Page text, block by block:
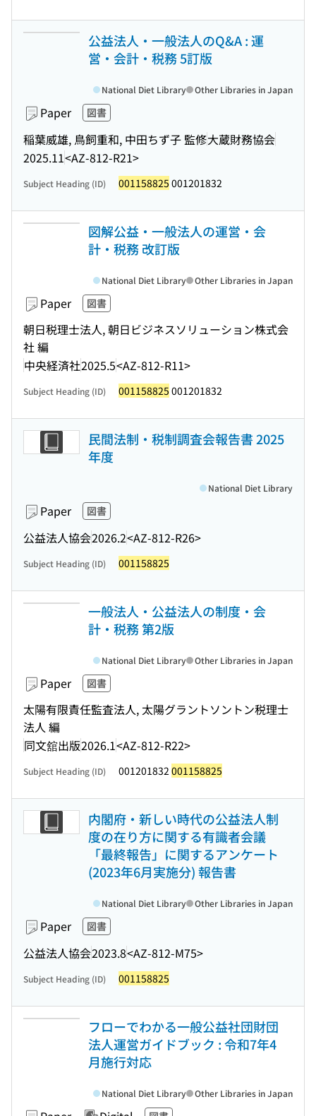
公益法人・一般法人のQ&A : 運
営・会計・税務 5訂版
Paper 図書
稲葉威雄, 鳥飼重和, 中田ちず子 監修大蔵財務協会
2025.11<AZ-812-R21>
National Diet Library Other Libraries in Japan
Subject Heading (ID) 001158825 001201832
図解公益・一般法人の運営・会
計・税務 改訂版
Paper 図書
朝日税理士法人, 朝日ビジネスソリューション株式会
社 編
中央経済社2025.5<AZ-812-R11>
National Diet Library Other Libraries in Japan
Subject Heading (ID) 001158825 001201832
民間法制・税制調査会報告書 2025
年度
Paper 図書
公益法人協会2026.2<AZ-812-R26>
National Diet Library
Subject Heading (ID) 001158825
一般法人・公益法人の制度・会
計・税務 第2版
Paper 図書
太陽有限責任監査法人, 太陽グラントソントン税理士
法人 編
同文舘出版2026.1<AZ-812-R22>
National Diet Library Other Libraries in Japan
Subject Heading (ID) 001201832 001158825
内閣府・新しい時代の公益法人制
度の在り方に関する有識者会議
「最終報告」に関するアンケート
(2023年6月実施分) 報告書
Paper 図書
公益法人協会2023.8<AZ-812-M75>
National Diet Library Other Libraries in Japan
Subject Heading (ID) 001158825
フローでわかる一般公益社団財団
法人運営ガイドブック : 令和7年4
月施行対応
National Diet Library Other Libraries in Japan